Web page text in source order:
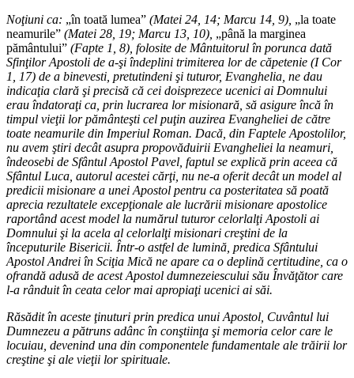
Noţiuni ca: „în toată lumea” (Matei 24, 14; Marcu 14, 9), „la toate
neamurile” (Matei 28, 19; Marcu 13, 10), „până la marginea
pământului” (Fapte 1, 8), folosite de Mântuitorul în porunca dată
Sfinţilor Apostoli de a-şi îndeplini trimiterea lor de căpetenie (I Cor
1, 17) de a binevesti, pretutindeni şi tuturor, Evanghelia, ne dau
indicaţia clară şi precisă că cei doisprezece ucenici ai Domnului
erau îndatoraţi ca, prin lucrarea lor misionară, să asigure încă în
timpul vieţii lor pământeşti cel puţin auzirea Evangheliei de către
toate neamurile din Imperiul Roman. Dacă, din Faptele Apostolilor,
nu avem ştiri decât asupra propovăduirii Evangheliei la neamuri,
îndeosebi de Sfântul Apostol Pavel, faptul se explică prin aceea că
Sfântul Luca, autorul acestei cărţi, nu ne-a oferit decât un model al
predicii misionare a unei Apostol pentru ca posteritatea să poată
aprecia rezultatele excepţionale ale lucrării misionare apostolice
raportând acest model la numărul tuturor celorlalţi Apostoli ai
Domnului şi la acela al celorlalţi misionari creştini de la
începuturile Bisericii. Într-o astfel de lumină, predica Sfântului
Apostol Andrei în Sciţia Mică ne apare ca o deplină certitudine, ca o
ofrandă adusă de acest Apostol dumnezeiescului său Învăţător care
l-a rânduit în ceata celor mai apropiaţi ucenici ai săi.
Răsădit în aceste ţinuturi prin predica unui Apostol, Cuvântul lui
Dumnezeu a pătruns adânc în conştiinţa şi memoria celor care le
locuiau, devenind una din componentele fundamentale ale trăirii lor
creştine şi ale vieţii lor spirituale.